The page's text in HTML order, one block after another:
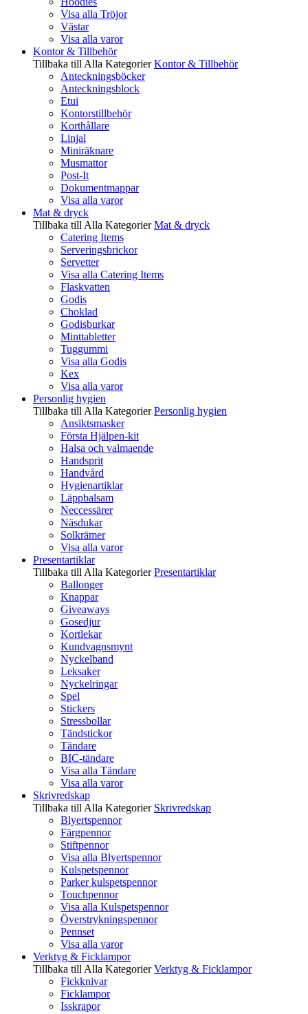
Visa alla Tröjor
Västar
Visa alla varor
Kontor & Tillbehör
Tillbaka till Alla Kategorier Kontor & Tillbehör
Anteckningsböcker
Anteckningsblock
Etui
Kontorstillbehör
Korthållare
Linjal
Miniräknare
Musmattor
Post-It
Dokumentmappar
Visa alla varor
Mat & dryck
Tillbaka till Alla Kategorier Mat & dryck
Catering Items
Serveringsbrickor
Servetter
Visa alla Catering Items
Flaskvatten
Godis
Choklad
Godisburkar
Minttabletter
Tuggummi
Visa alla Godis
Kex
Visa alla varor
Personlig hygien
Tillbaka till Alla Kategorier Personlig hygien
Ansiktsmasker
Första Hjälpen-kit
Halsa och valmaende
Handsprit
Handvård
Hygienartiklar
Läppbalsam
Neccessärer
Näsdukar
Solkrämer
Visa alla varor
Presentartiklar
Tillbaka till Alla Kategorier Presentartiklar
Ballonger
Knappar
Giveaways
Gosedjur
Kortlekar
Kundvagnsmynt
Nyckelband
Leksaker
Nyckelringar
Spel
Stickers
Stressbollar
Tändstickor
Tändare
BIC-tändare
Visa alla Tändare
Visa alla varor
Skrivredskap
Tillbaka till Alla Kategorier Skrivredskap
Blyertspennor
Färgpennor
Stiftpennor
Visa alla Blyertspennor
Kulspetspennor
Parker kulspetspennor
Touchpennor
Visa alla Kulspetspennor
Överstrykningspennor
Pennset
Visa alla varor
Verktyg & Ficklampor
Tillbaka till Alla Kategorier Verktyg & Ficklampor
Fickknivar
Ficklampor
Isskrapor